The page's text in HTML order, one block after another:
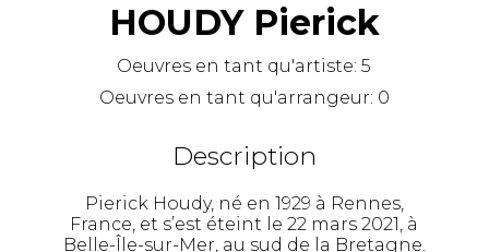
HOUDY Pierick
Oeuvres en tant qu'artiste:5
Oeuvres en tant qu'arrangeur: 0
Description
Pierick Houdy, né en 1929 à Rennes,
France, et s’est éteint le 22 mars 2021, à
Belle-Île-sur-Mer, au sud de la Bretagne.